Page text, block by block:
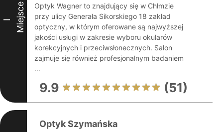
I Miejsce
Optyk Wagner to znajdujący się w Chłmzie
przy ulicy Generała Sikorskiego 18 zakład
optyczny, w którym oferowane są najwyższej
jakości usługi w zakresie wyboru okularów
korekcyjnych i przeciwsłonecznych. Salon
zajmuje się również profesjonalnym badaniem
...
9.9 (51)
Optyk Szymańska